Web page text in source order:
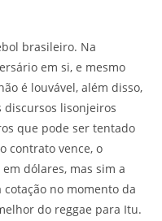
brasileiro. Na
em si, e mesmo
é louvável, além disso,
discursos lisonjeiros
que pode ser tentado
contrato vence, o
dólares, mas sim a
no momento da
do reggae para Itu.